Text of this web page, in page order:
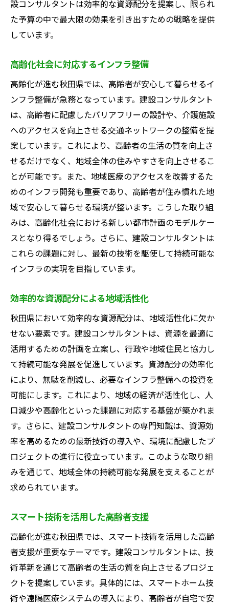
設コンサルタントは効率的な資源配分を提案し、限られ
た予算の中で最大限の効果を引き出すための戦略を提供
しています。
高齢化社会に対応するインフラ整備
高齢化が進む秋田県では、高齢者が安心して暮らせるイ
ンフラ整備が急務となっています。建設コンサルタント
は、高齢者に配慮したバリアフリーの設計や、介護施設
へのアクセスを向上させる交通ネットワークの整備を提
案しています。これにより、高齢者の生活の質を向上さ
せるだけでなく、地域全体の住みやすさを向上させるこ
とが可能です。また、地域医療のアクセスを改善するた
めのインフラ開発も重要であり、高齢者が住み慣れた地
域で安心して暮らせる環境が整います。こうした取り組
みは、高齢化社会における新しい都市計画のモデルケー
スとなり得るでしょう。さらに、建設コンサルタントは
これらの課題に対し、最新の技術を駆使して持続可能な
インフラの実現を目指しています。
効率的な資源配分による地域活性化
秋田県において効率的な資源配分は、地域活性化に欠か
せない要素です。建設コンサルタントは、資源を最適に
活用するための計画を立案し、行政や地域住民と協力し
て持続可能な発展を促進しています。資源配分の効率化
により、無駄を削減し、必要なインフラ整備への投資を
可能にします。これにより、地域の経済が活性化し、人
口減少や高齢化といった課題に対応する基盤が築かれま
す。さらに、建設コンサルタントの専門知識は、資源効
率を高めるための最新技術の導入や、環境に配慮したプ
ロジェクトの進行に役立っています。このような取り組
みを通じて、地域全体の持続可能な発展を支えることが
求められています。
スマート技術を活用した高齢者支援
高齢化が進む秋田県では、スマート技術を活用した高齢
者支援が重要なテーマです。建設コンサルタントは、技
術革新を通じて高齢者の生活の質を向上させるプロジェ
クトを提案しています。具体的には、スマートホーム技
術や遠隔医療システムの導入により、高齢者が自宅で安